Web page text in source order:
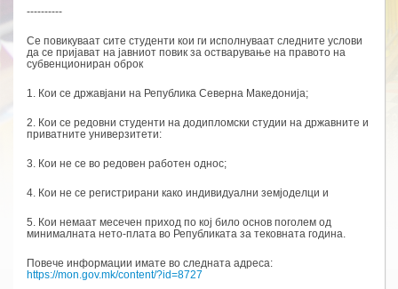
----------
Се повикуваат сите студенти кои ги исполнуваат следните услови
да се пријават на јавниот повик за остварување на правото на
субвенциониран оброк
1. Кои се државјани на Република Северна Македонија;
2. Кои се редовни студенти на додипломски студии на државните и
приватните универзитети:
3. Кои не се во редовен работен однос;
4. Кои не се регистрирани како индивидуални земјоделци и
5. Кои немаат месечен приход по кој било основ поголем од
минималната нето-плата во Републиката за тековната година.
Повече информации имате во следната адреса:
https://mon.gov.mk/content/?id=8727